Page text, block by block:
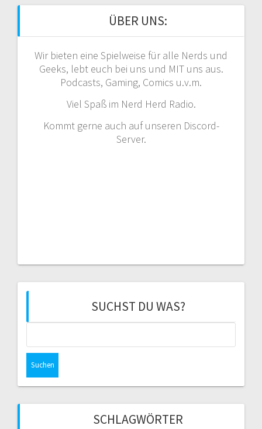
ÜBER UNS:
Wir bieten eine Spielweise für alle Nerds und
Geeks, lebt euch bei uns und MIT uns aus.
Podcasts, Gaming, Comics u.v.m.
Viel Spaß im Nerd Herd Radio.
Kommt gerne auch auf unseren Discord-
Server.
SUCHST DU WAS?
SCHLAGWÖRTER